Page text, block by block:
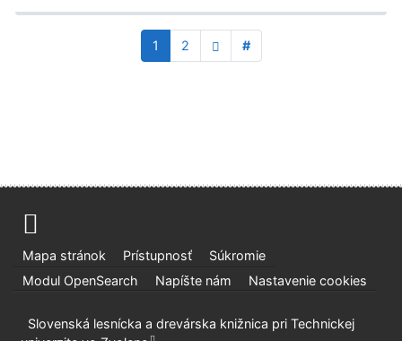
1 2 #
Mapa stránok Prístupnosť
Súkromie
Modul OpenSearch
Napíšte nám Nastavenie cookies
Slovenská lesnícka a drevárska knižnica pri Technickej